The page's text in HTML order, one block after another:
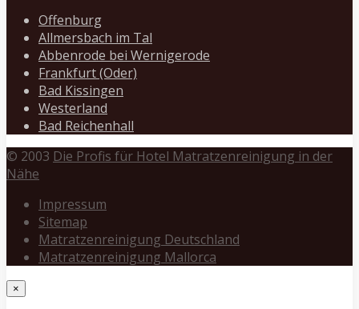
Offenburg
Allmersbach im Tal
Abbenrode bei Wernigerode
Frankfurt (Oder)
Bad Kissingen
Westerland
Bad Reichenhall
© 2003 Die Profis für Hotel Matratzenreinigung in der
Nähe
Impressum
Sitemap
Matratzenreinigung Deutschland
Matratzenreinigung Mallorca
×